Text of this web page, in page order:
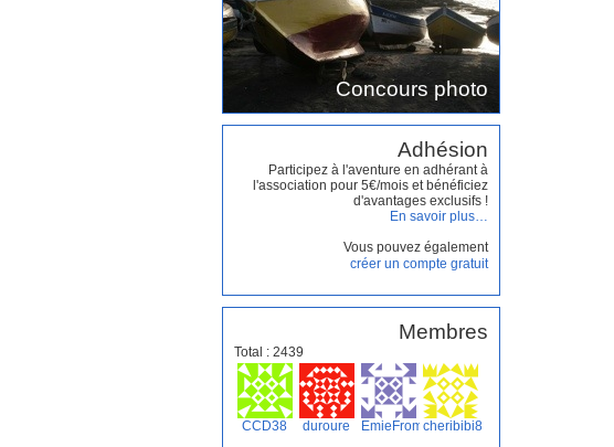
Concours photo
Adhésion
Participez à l'aventure en adhérant à
l'association pour 5€/mois et bénéficiez
d'avantages exclusifs !
En savoir plus…
Vous pouvez également
créer un compte gratuit
Membres
Total : 2439
CCD38 duroure EmieFromParischeribibi8